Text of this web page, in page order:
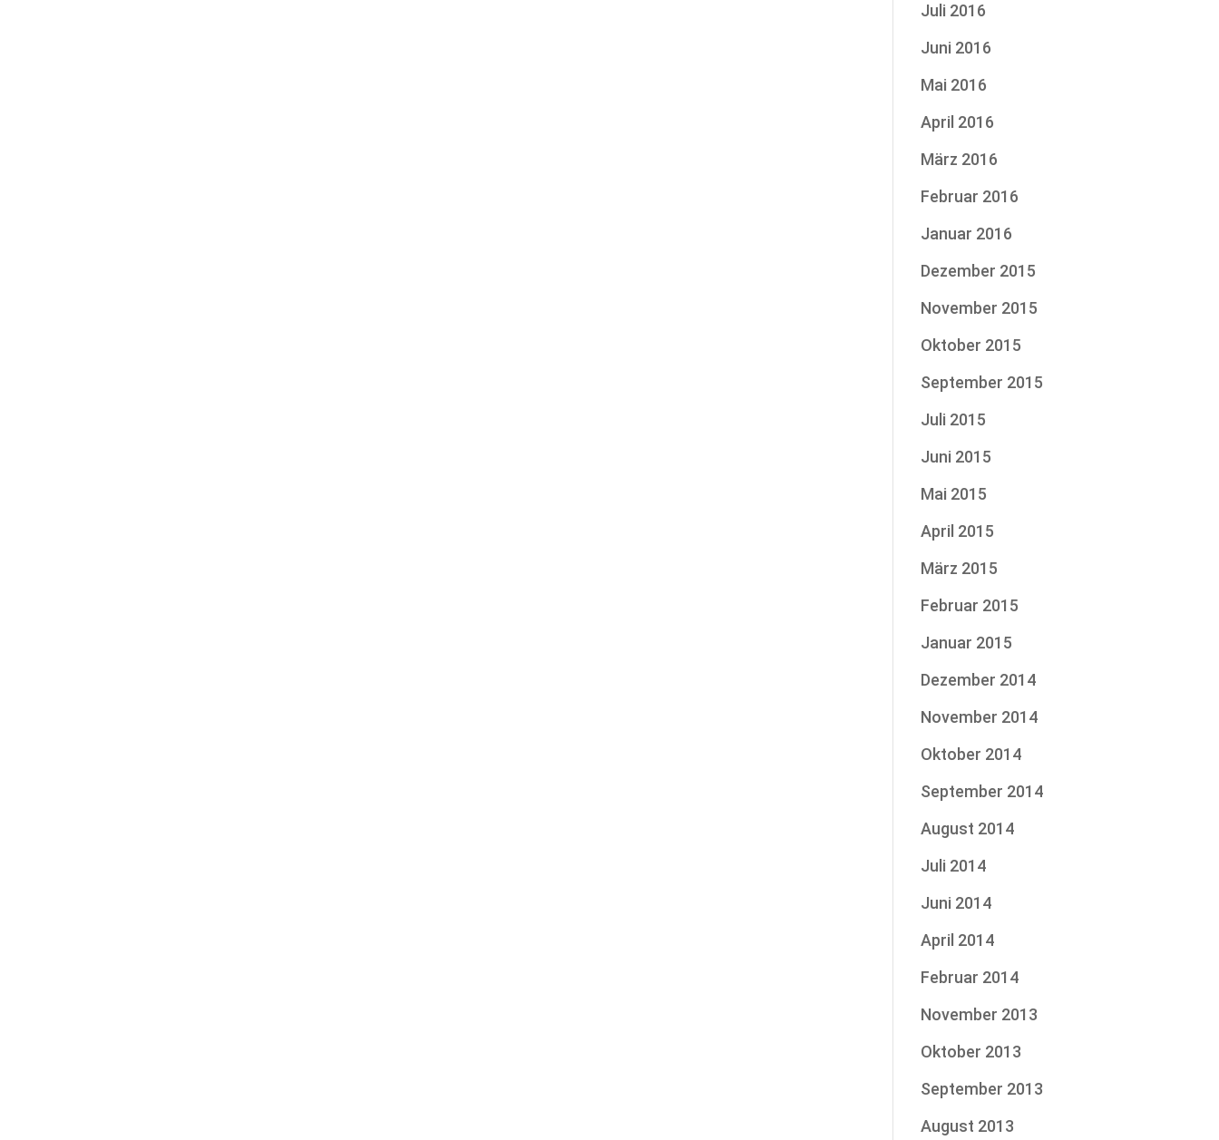
Juli 2016
Juni 2016
Mai 2016
April 2016
März 2016
Februar 2016
Januar 2016
Dezember 2015
November 2015
Oktober 2015
September 2015
Juli 2015
Juni 2015
Mai 2015
April 2015
März 2015
Februar 2015
Januar 2015
Dezember 2014
November 2014
Oktober 2014
September 2014
August 2014
Juli 2014
Juni 2014
April 2014
Februar 2014
November 2013
Oktober 2013
September 2013
August 2013